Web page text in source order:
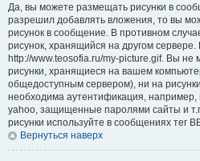
Да, вы можете размещать рисунки в
разрешил добавлять вложения, то вы
рисунок в сообщение. В противном
рисунок, хранящийся на другом
http://www.teosofia.ru/my-picture.gif. Вы не
рисунки, хранящиеся на вашем
общедоступным сервером), ни на
необходима аутентификация,
yahoo, защищенные паролями сайты и
рисунки используйте в сообщениях тег
Вернуться наверх